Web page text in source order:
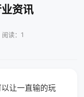
资讯
读：1
让一直输的玩